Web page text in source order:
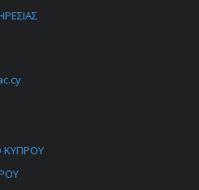
ΚΥΠΡΟΥ